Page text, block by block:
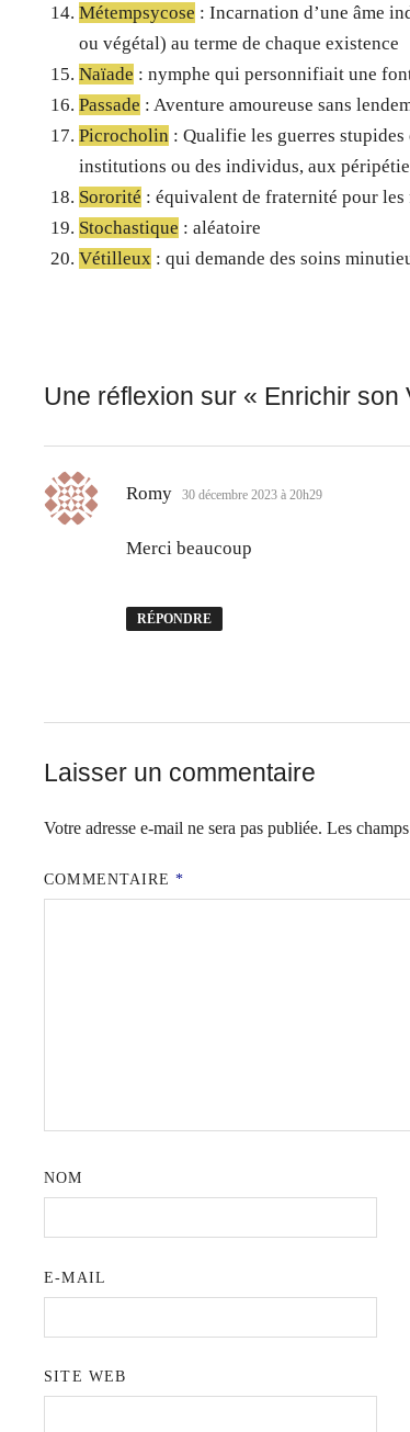
Métempsycose : Incarnation d’une âme
ou végétal) au terme de chaque existence
Naïade : nymphe qui personnifiait une
Passade : Aventure amoureuse sans
Picrocholin : Qualifie les guerres
institutions ou des individus, aux
Sororité : équivalent de fraternité pour les
Stochastique : aléatoire
Vétilleux : qui demande des soins
Une réflexion sur « Enrichir son
Romy dit :
30 décembre 2023 à 20h29
Merci beaucoup
RÉPONDRE
Laisser un commentaire
Votre adresse e-mail ne sera pas publiée. Les
COMMENTAIRE*
NOM
E-MAIL
SITE WEB